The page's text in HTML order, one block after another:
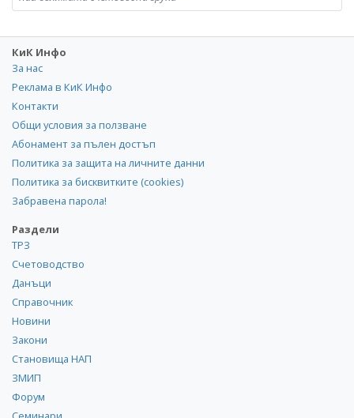
КиК Инфо
За нас
Реклама в КиК Инфо
Контакти
Общи условия за ползване
Абонамент за пълен достъп
Политика за защита на личните данни
Политика за бисквитките (cookies)
Забравена парола!
Раздели
ТРЗ
Счетоводство
Данъци
Справочник
Новини
Закони
Становища НАП
ЗМИП
Форум